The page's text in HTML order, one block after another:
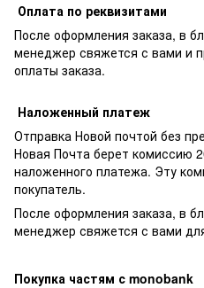
Оплата по реквизитами
После оформления заказа, в
менеджер свяжется с вами и
оплаты заказа.
Наложенный платеж
Отправка Новой почтой без
Новая Почта берет комиссию
наложенного платежа. Эту
покупатель.
После оформления заказа, в
менеджер свяжется с вами
Покупка частям с monobank